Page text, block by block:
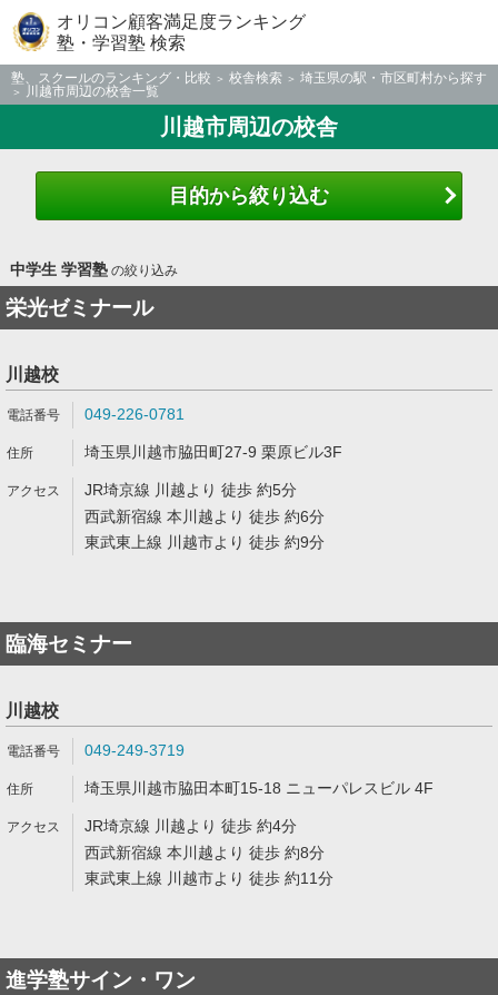
オリコン顧客満足度ランキング
塾・学習塾 検索
塾、スクールのランキング・比較 校舎検索
埼玉県の駅・市区町村から探す
川越市周辺の校舎一覧
川越市周辺の校舎
目的から絞り込む
中学生 学習塾の絞り込み
栄光ゼミナール
川越校
049-226-0781
埼玉県川越市脇田町27-9 栗原ビル3F
JR埼京線 川越より 徒歩 約5分
西武新宿線 本川越より 徒歩 約6分
東武東上線 川越市より 徒歩 約9分
臨海セミナー
川越校
049-249-3719
埼玉県川越市脇田本町15-18 ニューパレスビル 4F
JR埼京線 川越より 徒歩 約4分
西武新宿線 本川越より 徒歩 約8分
東武東上線 川越市より 徒歩 約11分
進学塾サイン・ワン